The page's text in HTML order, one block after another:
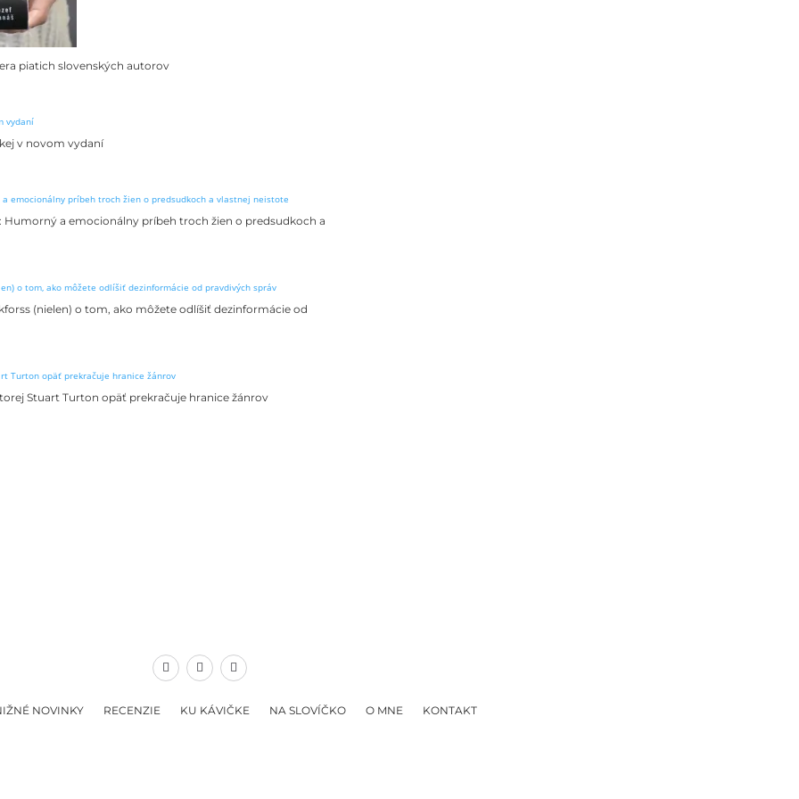
piatich slovenských autorov
v novom vydaní
a emocionálny príbeh troch žien o predsudkoch a
(nielen) o tom, ako môžete odlíšiť dezinformácie od
Stuart Turton opäť prekračuje hranice žánrov
NOVINKY RECENZIE KU KÁVIČKE NA SLOVÍČKO O MNE KONTAKT